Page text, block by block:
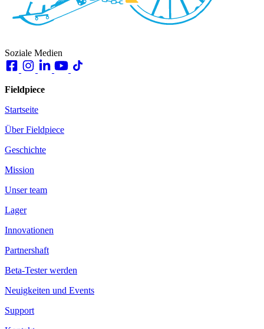
Soziale Medien
Fieldpiece
Startseite
Über Fieldpiece
Geschichte
Mission
Unser team
Lager
Innovationen
Partnershaft
Beta-Tester werden
Neuigkeiten und Events
Support